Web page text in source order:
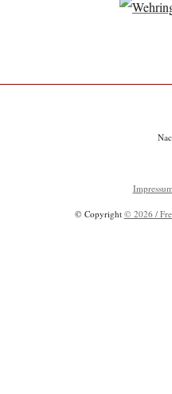
Impressum
© Copyright © 2026 /